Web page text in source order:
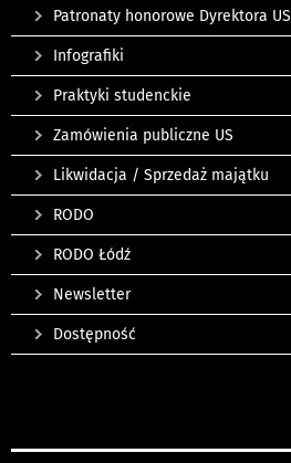
Patronaty honorowe Dyrektora US
Infografiki
Praktyki studenckie
Zamówienia publiczne US
Likwidacja / Sprzedaż majątku
RODO
RODO Łódź
Newsletter
Dostępność